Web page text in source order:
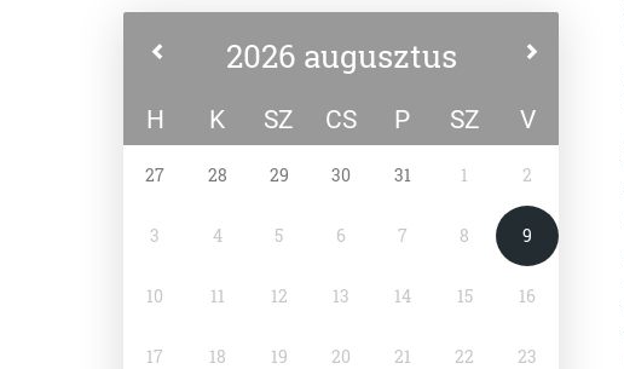
2026 augusztus
H K SZ CS P SZ V
27 28 29 30 31 1 2
3 4 5 6 7 8 9
10 11 12 13 14 15 16
17 18 19 20 21 22 23